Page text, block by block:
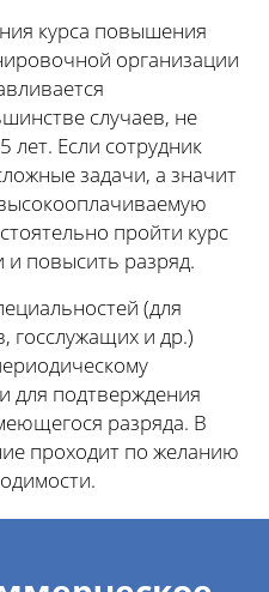
курса повышения
организации
случаев, не
лет. Если сотрудник
задачи, а значит
пройти курс
повысить разряд.
(для
госслужащих и др.)
подтверждения
разряда. В
проходит по желанию